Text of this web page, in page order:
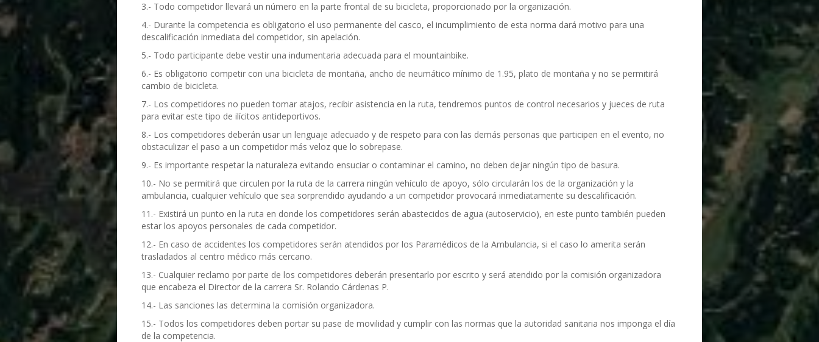
3.- Todo competidor llevará un número en la parte frontal de su bicicleta, proporcionado por la organización.
4.- Durante la competencia es obligatorio el uso permanente del casco, el incumplimiento de esta norma dará motivo para una
descalificación inmediata del competidor, sin apelación.
5.- Todo participante debe vestir una indumentaria adecuada para el mountainbike.
6.- Es obligatorio competir con una bicicleta de montaña, ancho de neumático mínimo de 1.95, plato de montaña y no se permitirá
cambio de bicicleta.
7.- Los competidores no pueden tomar atajos, recibir asistencia en la ruta, tendremos puntos de control necesarios y jueces de ruta
para evitar este tipo de ilícitos antideportivos.
8.- Los competidores deberán usar un lenguaje adecuado y de respeto para con las demás personas que participen en el evento, no
obstaculizar el paso a un competidor más veloz que lo sobrepase.
9.- Es importante respetar la naturaleza evitando ensuciar o contaminar el camino, no deben dejar ningún tipo de basura.
10.- No se permitirá que circulen por la ruta de la carrera ningún vehículo de apoyo, sólo circularán los de la organización y la
ambulancia, cualquier vehículo que sea sorprendido ayudando a un competidor provocará inmediatamente su descalificación.
11.- Existirá un punto en la ruta en donde los competidores serán abastecidos de agua (autoservicio), en este punto también pueden
estar los apoyos personales de cada competidor.
12.- En caso de accidentes los competidores serán atendidos por los Paramédicos de la Ambulancia, si el caso lo amerita serán
trasladados al centro médico más cercano.
13.- Cualquier reclamo por parte de los competidores deberán presentarlo por escrito y será atendido por la comisión organizadora
que encabeza el Director de la carrera Sr. Rolando Cárdenas P.
14.- Las sanciones las determina la comisión organizadora.
15.- Todos los competidores deben portar su pase de movilidad y cumplir con las normas que la autoridad sanitaria nos imponga el día
de la competencia.